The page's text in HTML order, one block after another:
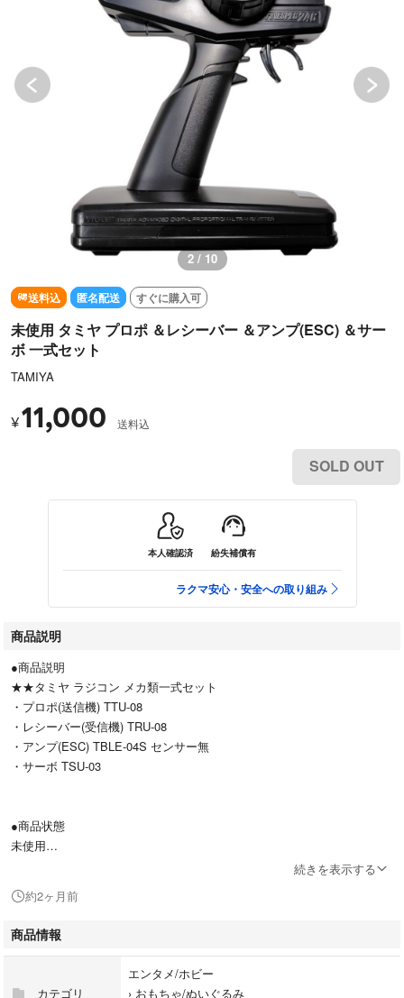
3 / 10
送料込 匿名配送 すぐに購入可
未使用 タミヤ プロポ ＆レシーバー ＆アンプ(ESC) ＆サー
ボ 一式セット
TAMIYA
¥11,000 送料込
SOLD OUT
本人確認済 紛失補償有
ラクマ安心・安全への取り組み
商品説明
●商品説明
★★タミヤ ラジコン メカ類一式セット
・プロポ(送信機) TTU-08
・レシーバー(受信機) TRU-08
・アンプ(ESC) TBLE-04S センサー無
・サーボ TSU-03
●商品状態
未使用
●発送方法
かんたんラクマパックにて入金確認後2日以内に発送します。
（送料無料・匿名配送・補償有・追跡有）
続きを表示する
約2ヶ月前
商品情報
カテゴリ
エンタメ/ホビー
› おもちゃ/ぬいぐるみ